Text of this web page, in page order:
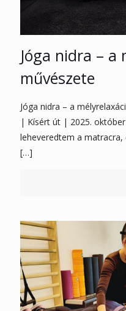
Jóga nidra – a
művészete
Jóga nidra – a
| Kísért út | 2025.
leheveredtem a
[…]